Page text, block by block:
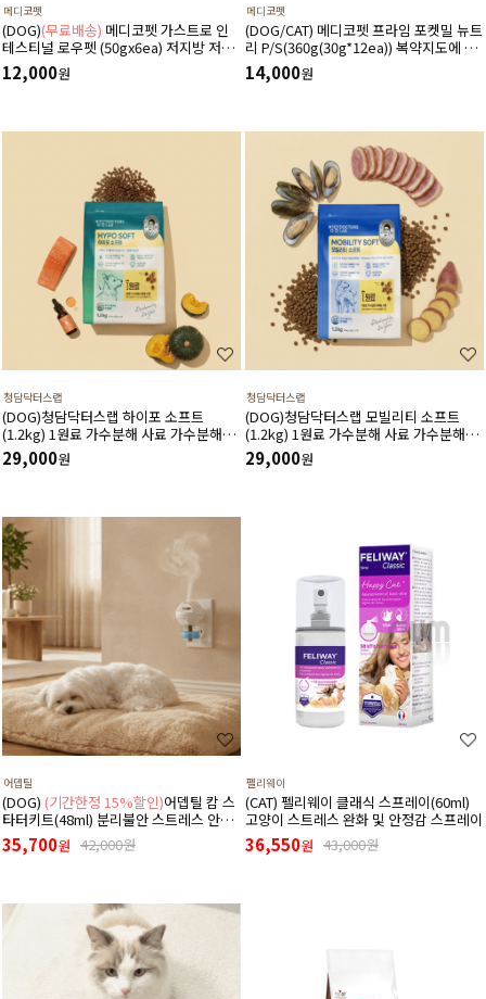
메디코펫
(DOG)(무료배송) 메디코펫 가스트로 인
테스티널 로우펫 (50gx6ea) 저지방 저단
백 췌장염 고지혈증에 도움 주는 처방 습
식 캔 보조식
12,000원
메디코펫
(DOG/CAT) 메디코펫 프라임 포켓밀 뉴트
리 P/S(360g(30g*12ea)) 복약지도에 도
움주는 가수분해 오리 처방캔
14,000원
청담닥터스랩
(DOG)청담닥터스랩 하이포 소프트
(1.2kg) 1원료 가수분해 사료 가수분해연
어 피부와 피모건강에 도움 장건강 긴장완
화 부드러운식감
29,000원
청담닥터스랩
(DOG)청담닥터스랩 모빌리티 소프트
(1.2kg) 1원료 가수분해 사료 가수분해오
리 관절건강 장건강 긴장완화 부드러운식
감
29,000원
어뎁틸
(DOG) (기간한정 15%할인)어뎁틸 캄 스
타터키트(48ml) 분리불안 스트레스 안정
디퓨저 (리필+본품(훈증기)구성)
35,700원 42,000원
펠리웨이
(CAT) 펠리웨이 클래식 스프레이(60ml)
고양이 스트레스 완화 및 안정감 스프레이
36,550원 43,000원